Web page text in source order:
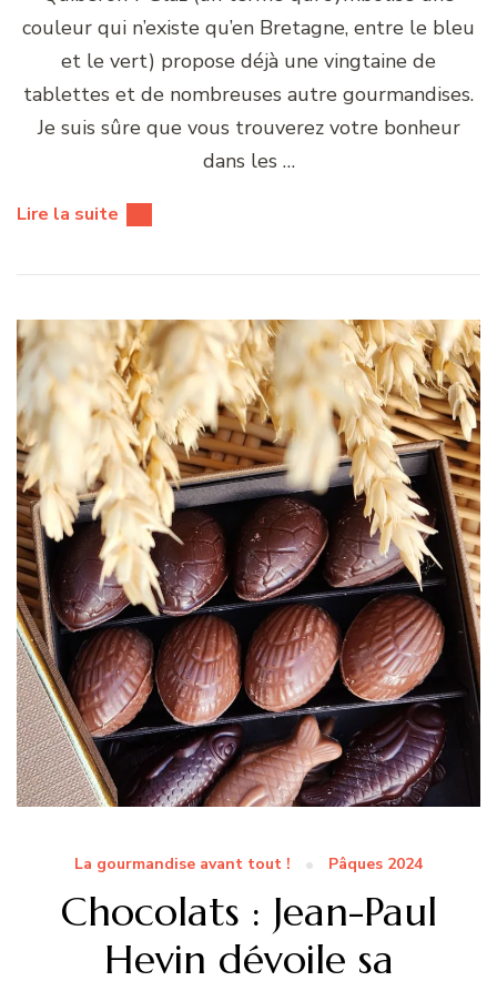
couleur qui n’existe qu’en Bretagne, entre le bleu
et le vert) propose déjà une vingtaine de
tablettes et de nombreuses autre gourmandises.
Je suis sûre que vous trouverez votre bonheur
dans les …
Lire la suite
La gourmandise avant tout ! Pâques 2024
Chocolats : Jean-Paul
Hevin dévoile sa